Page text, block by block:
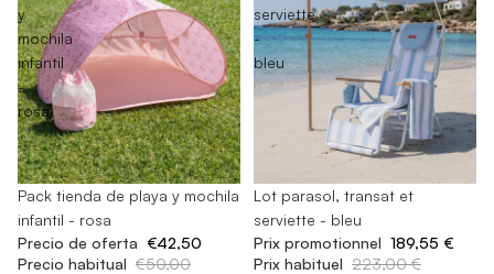
y
mochila
infantil
-
rosa
En rupture de stock
Pack tienda de playa y mochila
infantil - rosa
Precio de oferta €42,50
Precio habitual €50,00
serviette
-
bleu
-15%
Lot parasol, transat et
serviette - bleu
Prix promotionnel 189,55 €
Prix habituel 223,00 €